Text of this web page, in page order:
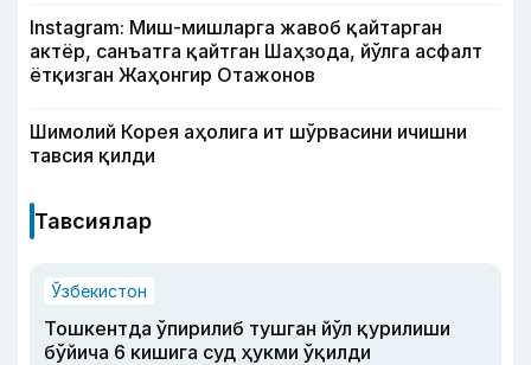
Instagram: Миш-мишларга жавоб қайтарган
актёр, санъатга қайтган Шаҳзода, йўлга асфалт
ётқизган Жаҳонгир Отажонов
Шимолий Корея аҳолига ит шўрвасини ичишни
тавсия қилди
Тавсиялар
Ўзбекистон
Тошкентда ўпирилиб тушган йўл қурилиши
бўйича 6 кишига суд ҳукми ўқилди